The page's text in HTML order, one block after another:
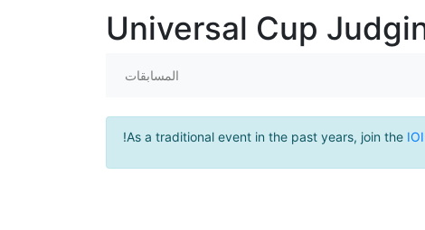
Universal Cup
المسابقات
As a traditional event in the past years, join the
!